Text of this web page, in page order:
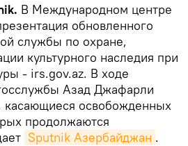
В Международном центре
обновленного
службы по охране,
культурного наследия при
- irs.gov.az. В ходе
Азад Джафарли
касающиеся освобожденных
продолжаются
Sputnik Азербайджан .